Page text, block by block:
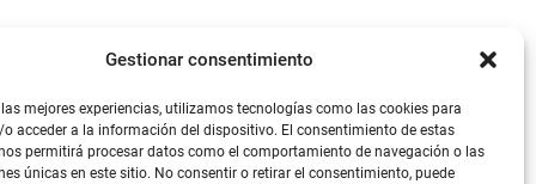
Gestionar consentimiento
las mejores experiencias, utilizamos tecnologías como las cookies para
acceder a la información del dispositivo. El consentimiento de estas
permitirá procesar datos como el comportamiento de navegación o las
únicas en este sitio. No consentir o retirar el consentimiento, puede
medio de